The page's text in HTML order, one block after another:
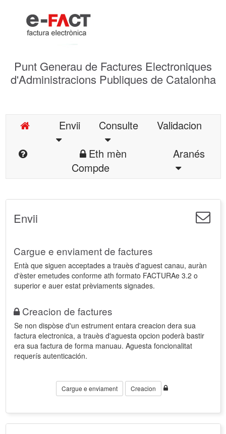
Punt Generau de Factures Electroniques
d'Administracions Publiques de Catalonha
Envii Consulte
Validacion
Eth mèn
Compde
Aranés
Envii
Cargue e enviament de factures
Entà que siguen acceptades a trauès d'aguest canau, auràn
d'èster emetudes conforme ath formato FACTURAe 3.2 o
superior e auer estat prèviaments signades.
Creacion de factures
Se non dispòse d'un estrument entara creacion dera sua
factura electronica, a trauès d'aguesta opcion poderà bastir
era sua factura de forma manuau. Aguesta foncionalitat
requerís autenticación.
Cargue e enviament Creacion